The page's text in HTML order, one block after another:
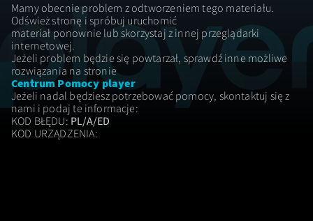
Mamy obecnie problem z odtworzeniem tego materiału.
Odśwież stronę i spróbuj uruchomić
materiał ponownie lub skorzystaj z innej przeglądarki
internetowej.
Jeżeli problem będzie się powtarzał, sprawdź inne możliwe
rozwiązania na stronie
Centrum Pomocy player
Jeżeli nadal będziesz potrzebować pomocy, skontaktuj się z
nami i podaj te informacje:
KOD BŁĘDU: PL/A/ED
KOD URZĄDZENIA: